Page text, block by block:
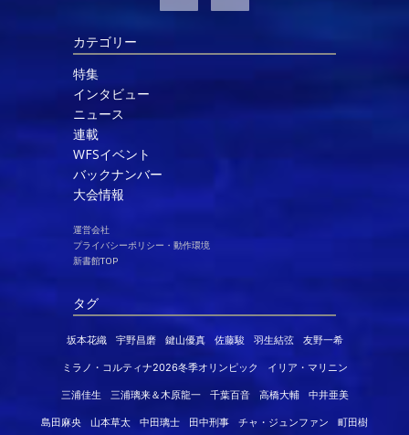
カテゴリー
特集
インタビュー
ニュース
連載
WFSイベント
バックナンバー
大会情報
運営会社
プライバシーポリシー・動作環境
新書館TOP
タグ
坂本花織 宇野昌磨 鍵山優真 佐藤駿 羽生結弦 友野一希
ミラノ・コルティナ2026冬季オリンピック イリア・マリニン
三浦佳生 三浦璃来＆木原龍一 千葉百音 高橋大輔 中井亜美
島田麻央 山本草太 中田璃士 田中刑事 チャ・ジュンファン 町田樹